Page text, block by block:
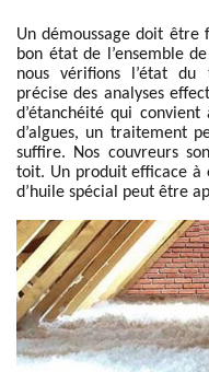
Un démoussage doit
bon état de l’ensemble
nous vérifions l’état
précise des analyses
d’étanchéité qui
d’algues, un traitement
suffire. Nos couvreurs
toit. Un produit efficace à
d’huile spécial peut être